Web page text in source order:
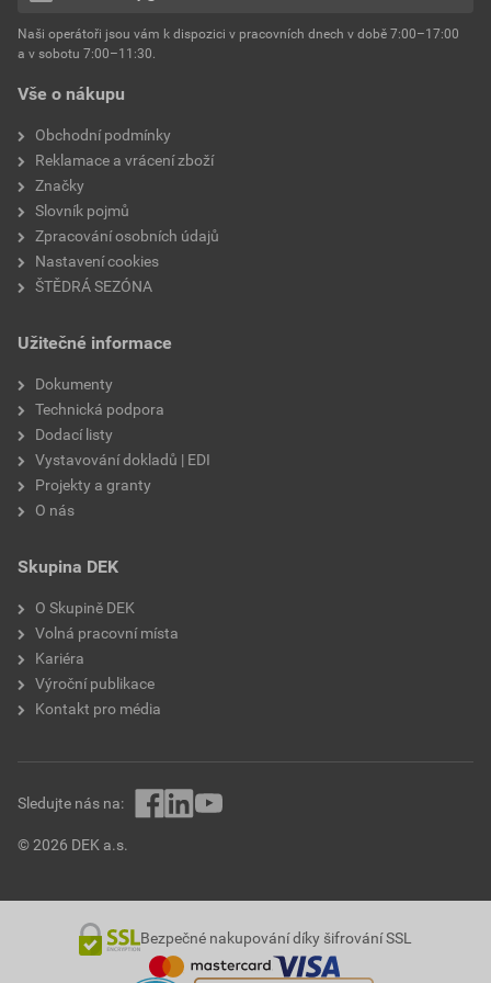
Environmentální prohlášení výrobku
Stáhnout
Velikost
hmotnost 25 kg
typ výrobku
faktor difuzního odporu
Vše o nákupu
Obchodní podmínky
Reklamace a vrácení zboží
Značky
Slovník pojmů
Zpracování osobních údajů
Nastavení cookies
ŠTĚDRÁ SEZÓNA
Užitečné informace
Dokumenty
Technická podpora
Dodací listy
Vystavování dokladů | EDI
Projekty a granty
O nás
Skupina DEK
O Skupině DEK
Volná pracovní místa
Kariéra
Výroční publikace
Kontakt pro média
Naši operátoři jsou vám k dispozici v pracovních dnech v době 7:00–17:00
a v sobotu 7:00–11:30.
© 2026 DEK a.s.
Sledujte nás na:
Bezpečné nakupování díky šifrování SSL